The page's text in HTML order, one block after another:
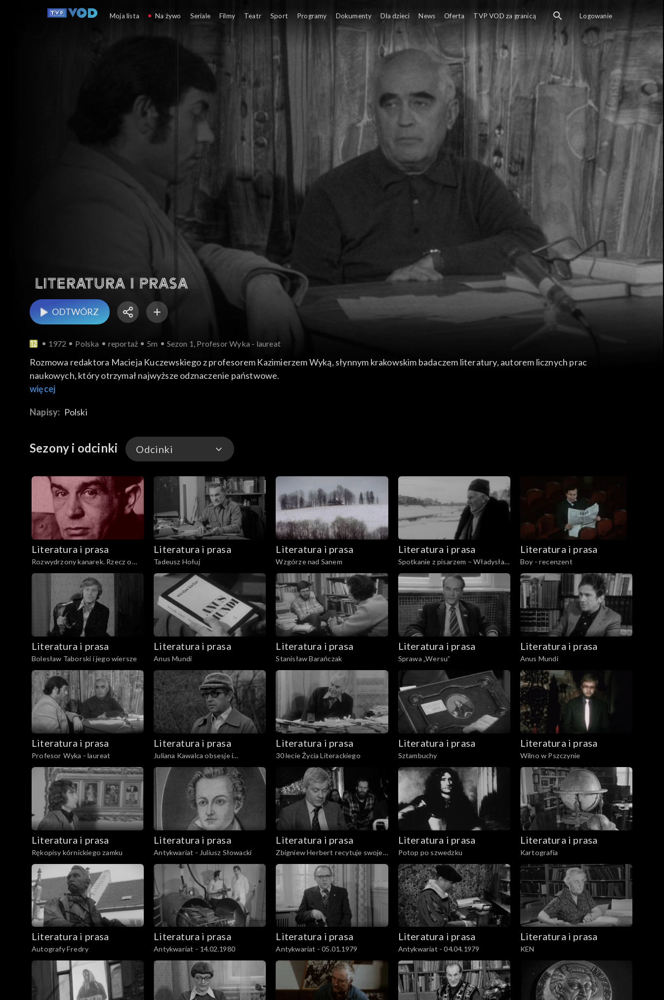
ODTWÓRZ
1972 Polska reportaż 5m Sezon 1, Profesor Wyka - laureat
Rozmowa redaktora Macieja Kuczewskiego z profesorem Kazimierzem Wyką, słynnym krakowskim badaczem literatury, autorem licznych prac
naukowych, który otrzymał najwyższe odznaczenie państwowe.
więcej
Napisy: Polski
Sezony i odcinki Odcinki
Odcinki
Literatura i prasa
Rozwydrzony kanarek. Rzecz o
Konstantym Ildefonsie
Literatura i prasa
Tadeusz Hołuj
Literatura i prasa
Wzgórze nad Sanem
Literatura i prasa
Spotkanie z pisarzem – Władysław
Machejek
Literatura i prasa
Boy - recenzent
Literatura i prasa
Bolesław Taborski i jego wiersze
Literatura i prasa
Anus Mundi
Literatura i prasa
Stanisław Barańczak
Literatura i prasa
Sprawa „Wersu”
Literatura i prasa
Anus Mundi
Literatura i prasa
Profesor Wyka - laureat
Literatura i prasa
Juliana Kawalca obsesje i
niepokoje
Literatura i prasa
30 lecie Życia Literackiego
Literatura i prasa
Sztambuchy
Literatura i prasa
Wilno w Pszczynie
Literatura i prasa
Rękopisy kórnickiego zamku
Literatura i prasa
Antykwariat - Juliusz Słowacki
Literatura i prasa
Zbigniew Herbert recytuje swoje
utwory „Tren” i „Proces”
Literatura i prasa
Potop po szwedzku
Literatura i prasa
Kartografia
Literatura i prasa
Autografy Fredry
Literatura i prasa
Antykwariat - 14.02.1980
Literatura i prasa
Antykwariat - 05.01.1979
Literatura i prasa
Antykwariat - 04.04.1979
Literatura i prasa
KEN
Moja lista Na żywo Seriale Filmy Teatr Sport Programy Dokumenty Dla dzieci News Oferta TVP VOD za granicą Logowanie